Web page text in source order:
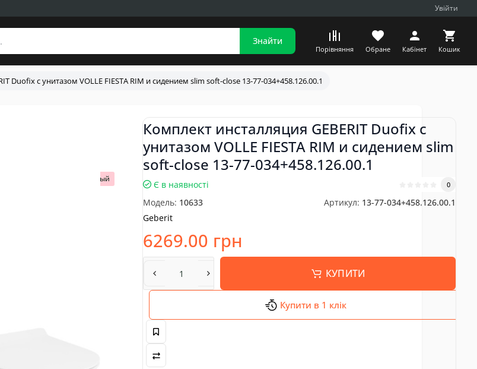
Увійти
Знайти
Порівняння Обране Кабінет Кошик
Duofix с унитазом VOLLE FIESTA RIM и сидением slim soft-close 13-77-034+458.126.00.1
Популярный
Комплект инсталляция GEBERIT Duofix с
унитазом VOLLE FIESTA RIM и сидением slim
soft-close 13-77-034+458.126.00.1
Є в наявності 0
Модель: 10633 Артикул: 13-77-034+458.126.00.1
Geberit
6269.00 грн
КУПИТИ
Купити в 1 клік